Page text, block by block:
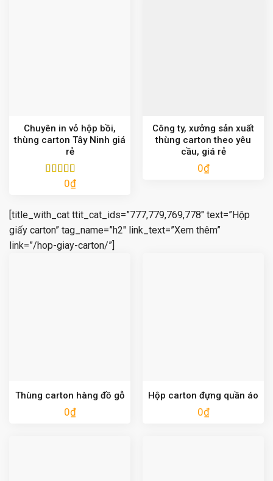
Chuyên in vỏ hộp bồi,
thùng carton Tây Ninh giá
rẻ
Được xếp
0₫
Công ty, xưởng sản xuất
thùng carton theo yêu
cầu, giá rẻ
0₫
[title_with_cat ttit_cat_ids=”777,779,769,778″ text=”Hộp
giấy carton” tag_name=”h2″ link_text=”Xem thêm”
link=”/hop-giay-carton/”]
Thùng carton hàng đồ gỗ
0₫
Hộp carton đựng quần áo
0₫